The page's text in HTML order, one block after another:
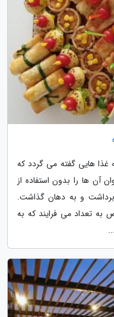
غذا هایی گفته می گردد که
آن ها را بدون استفاده از
برداشت و به دهان گذاشت.
به تعداد می فرایند که به